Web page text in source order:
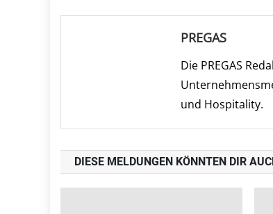
PREGAS
Die PREGAS
und Hospitality.
DIESE MELDUNGEN KÖNNTEN DIR